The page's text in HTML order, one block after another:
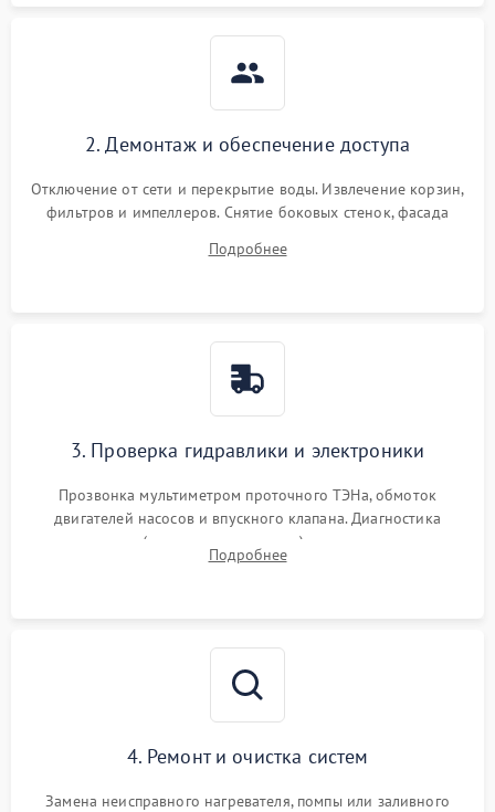
2. Демонтаж и обеспечение доступа
Отключение от сети и перекрытие воды. Извлечение корзин,
фильтров и импеллеров. Снятие боковых стенок, фасада
циркуляционному насосу, ТЭНу и сливной помпе.
Подробнее
3. Проверка гидравлики и электроники
Прозвонка мультиметром проточного ТЭНа, обмоток
двигателей насосов и впускного клапана. Диагностика
прессостата (датчика уровня воды), датчика мутности,
концевика дверцы и электронного модуля управления.
Подробнее
4. Ремонт и очистка систем
Замена неисправного нагревателя, помпы или заливного